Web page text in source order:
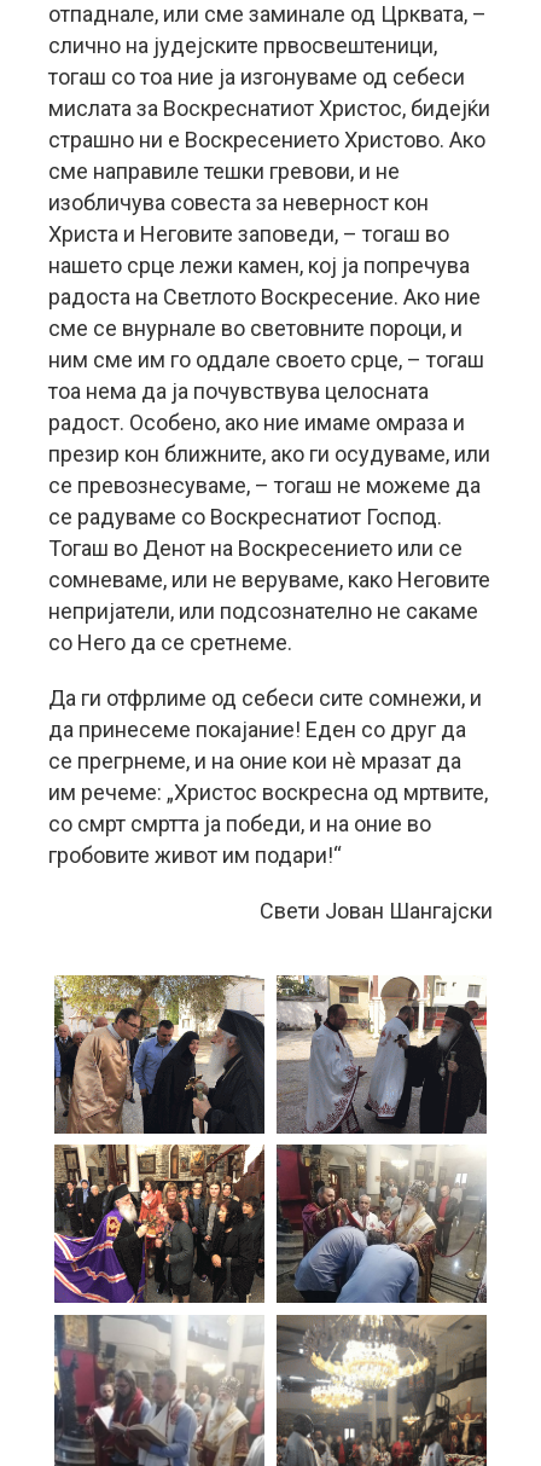
отпаднале, или сме заминале од Црквата, –
слично на јудејските првосвештеници,
тогаш со тоа ние ја изгонуваме од себеси
мислата за Воскреснатиот Христос, бидејќи
страшно ни е Воскресението Христово. Ако
сме направиле тешки гревови, и не
изобличува совеста за неверност кон
Христа и Неговите заповеди, – тогаш во
нашето срце лежи камен, кој ја попречува
радоста на Светлото Воскресение. Ако ние
сме се внурнале во световните пороци, и
ним сме им го оддале своето срце, – тогаш
тоа нема да ја почувствува целосната
радост. Особено, ако ние имаме омраза и
презир кон ближните, ако ги осудуваме, или
се превознесуваме, – тогаш не можеме да
се радуваме со Воскреснатиот Господ.
Тогаш во Денот на Воскресението или се
сомневаме, или не веруваме, како Неговите
непријатели, или подсознателно не сакаме
со Него да се сретнеме.
Да ги отфрлиме од себеси сите сомнежи, и
да принесеме покајание! Еден со друг да
се прегрнеме, и на оние кои нè мразат да
им речеме: „Христос воскресна од мртвите,
со смрт смртта ја победи, и на оние во
гробовите живот им подари!“
Свети Јован Шангајски